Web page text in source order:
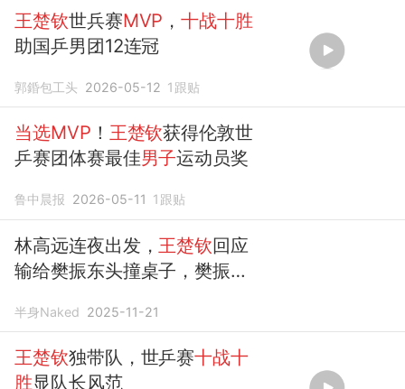
王楚钦世兵赛MVP ，十战十胜
助国乒男团12连冠
郭錉包工头 2026-05-12 1 跟贴
当选MVP ！ 王楚钦获得伦敦世
乒赛团体赛最佳男子运动员奖
鲁中晨报 2026-05-11 1 跟贴
林高远连夜出发， 王楚钦回应
输给樊振东头撞桌子，樊振东
半身Naked 2025-11-21
王楚钦独带队，世乒赛十战十
胜显队长风范